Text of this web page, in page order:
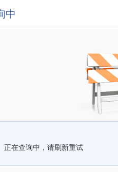
中
正在查询中，请刷新重试